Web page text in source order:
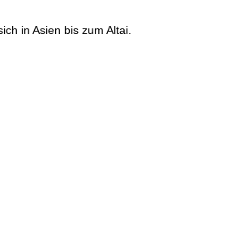
in Asien bis zum Altai.